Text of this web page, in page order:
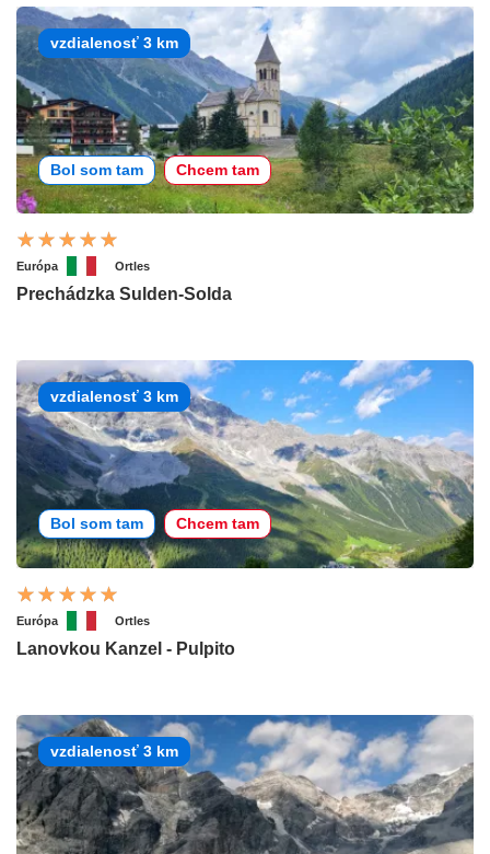
vzdialenosť 3 km
Bol som tam Chcem tam
Európa Ortles
Prechádzka Sulden-Solda
vzdialenosť 3 km
Bol som tam Chcem tam
Európa Ortles
Lanovkou Kanzel - Pulpito
vzdialenosť 3 km